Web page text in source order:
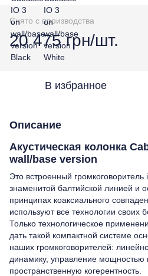
Снято с производства
20 475 грн/шт.
В избранное
Описание
Акустическая колонка
wall/base version
Это встроенный
знаменитой балтийской линией и
принципах коаксиального
используют все технологии своих
Только технологическое
дать такой компактной системе
наших громкоговорителей:
динамику, управление мощностью
пространственную когерентность.